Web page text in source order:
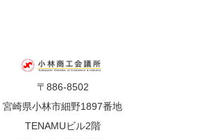
〒886-8502
宮崎県小林市細野1897番地
TENAMUビル2階